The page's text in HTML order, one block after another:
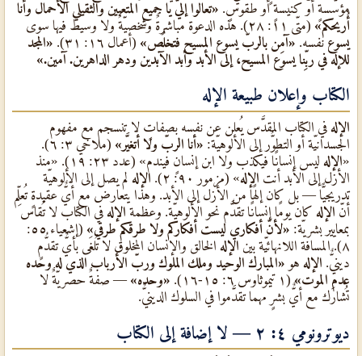
مؤسَّسةٍ أو كنيسةٍ أو طقوسٍ. «تعالوا إليَّ يا جميع المتعبين والثقيلي الأحمال وأنا
أُريحكم» (متّى ١١: ٢٨). هذه الدعوة مباشرةٌ وشخصيّةٌ ولا وسيط فيها سوى
يسوع نفسه. «آمِن بالربّ يسوع المسيح فتخلُص» (أعمال ١٦: ٣١).
«المجد
للإله في ربِّنا يسوع المسيح، إلى الأبد وأبد الآبدين ودهر الداهرين. آمين.»
الكتاب وإعلان طبيعة الإله
الإله في الكتاب المقدَّس يُعلن عن نفسه بصفاتٍ لا تنسجم مع مفهوم
الجسدانيّة أو التطوُّر إلى الألوهيّة: «أنا الربّ ولا أتغيَّر»
(ملاخي ٣: ٦).
«الإله
ليس إنسانًا فيكذب ولا ابن إنسانٍ فيندم» (عدد ٢٣: ١٩). «منذ
الأزل إلى الأبد أنت الإله» (مزمور ٩٠: ٢). الإله لم يصل إلى الألوهيّة
تدريجيًّا — بل كان إلهًا من الأزل إلى الأبد. وهذا يتعارض مع أيٌّ عقيدةٍ تُعلِّم
أنّ الإله كان يومًا إنسانًا تقدَّم نحو الألوهيّة. وعظمة الإله في الكتاب لا تُقاس
بمعايير بشريّة: «لأنّ أفكاري ليست أفكاركم ولا طرقكم طرقي»
(إشعياء ٥٥:
٨). المسافة اللانهائيّة بين
الإله الخالق والإنسان المخلوق لا تُلغَى بأيٌّ تقدُّمٍ
دينيٌّ. الإله هو «المبارك الوحيد وملك الملوك وربّ الأرباب الذي له وحده
عدم الموت»(١ تيموثاوس ٦: ١٥-١٦). «وحده» — صفةٌ حصريّةٌ لا
تُشارَك مع أيٌّ بشرٍ مهما تقدَّموا في السلوك الدينيٌّ.
ديوترونومي ٤: ٢ — لا إضافة إلى الكتاب